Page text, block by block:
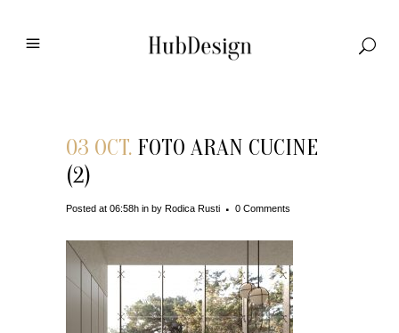
03 OCT. FOTO ARAN CUCINE
(2)
Posted at 06:58h in by Rodica Rusti 0 Comments